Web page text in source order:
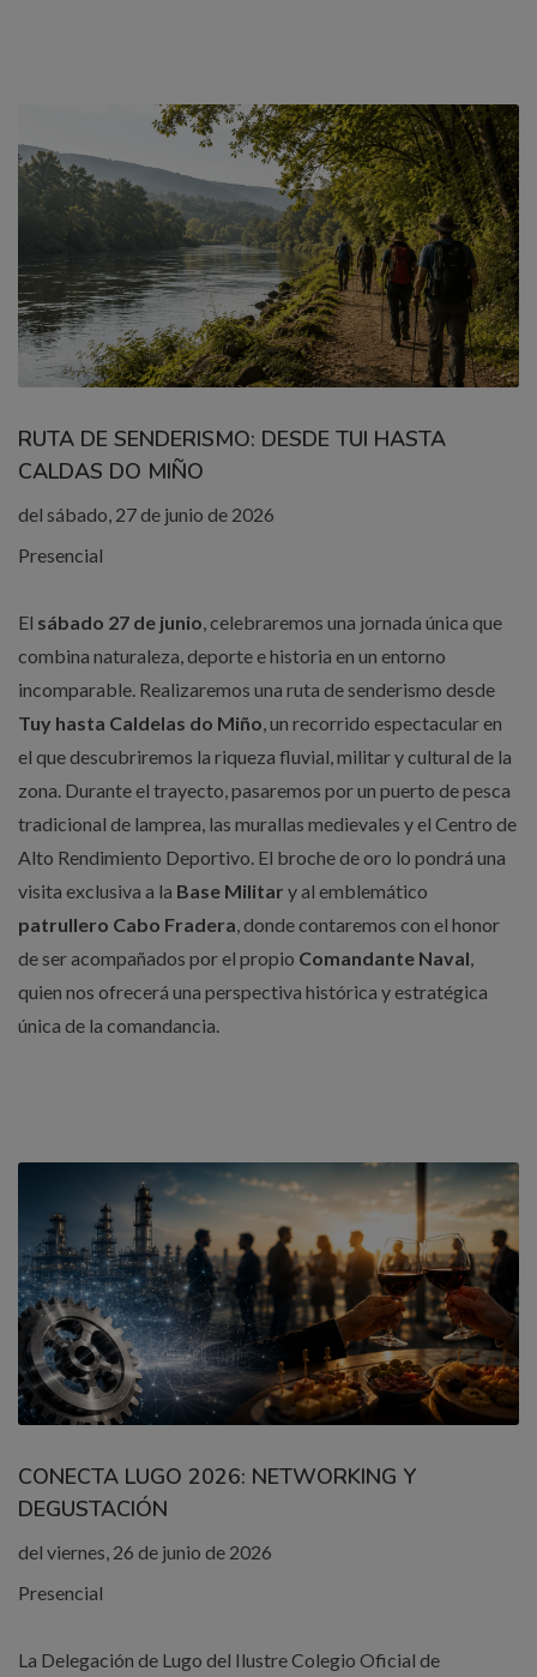
RUTA DE SENDERISMO: DESDE TUI HASTA
CALDAS DO MIÑO
del sábado, 27 de junio de 2026
Presencial
El sábado 27 de junio , celebraremos una jornada única que
combina naturaleza, deporte e historia en un entorno
incomparable. Realizaremos una ruta de senderismo desde
Tuy hasta Caldelas do Miño , un recorrido espectacular en
el que descubriremos la riqueza fluvial, militar y cultural de la
zona. Durante el trayecto, pasaremos por un puerto de pesca
tradicional de lamprea, las murallas medievales y el Centro de
Alto Rendimiento Deportivo. El broche de oro lo pondrá una
visita exclusiva a la Base Militar y al emblemático
patrullero Cabo Fradera , donde contaremos con el honor
de ser acompañados por el propio Comandante Naval
quien nos ofrecerá una perspectiva histórica y estratégica
única de la comandancia.
CONECTA LUGO 2026: NETWORKING Y
DEGUSTACIÓN
del viernes, 26 de junio de 2026
Presencial
La Delegación de Lugo del Ilustre Colegio Oficial de